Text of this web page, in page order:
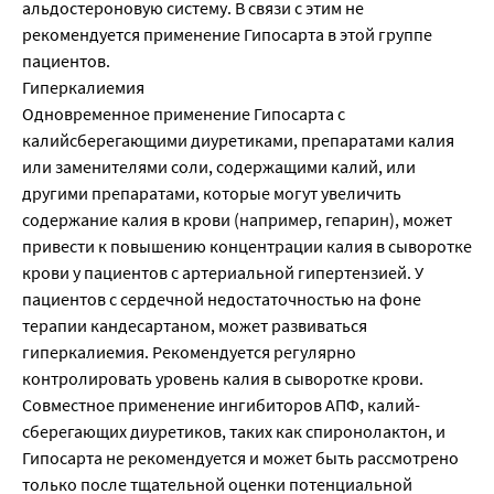
альдостероновую систему. В связи с этим не
рекомендуется применение Гипосарта в этой группе
пациентов.
Гиперкалиемия
Одновременное применение Гипосарта с
калийсберегающими диуретиками, препаратами калия
или заменителями соли, содержащими калий, или
другими препаратами, которые могут увеличить
содержание калия в крови (например, гепарин), может
привести к повышению концентрации калия в сыворотке
крови у пациентов с артериальной гипертензией. У
пациентов с сердечной недостаточностью на фоне
терапии кандесартаном, может развиваться
гиперкалиемия. Рекомендуется регулярно
контролировать уровень калия в сыворотке крови.
Совместное применение ингибиторов АПФ, калий­
сберегающих диуретиков, таких как спиронолактон, и
Гипосарта не рекомендуется и может быть рассмотрено
только после тщательной оценки потенциальной